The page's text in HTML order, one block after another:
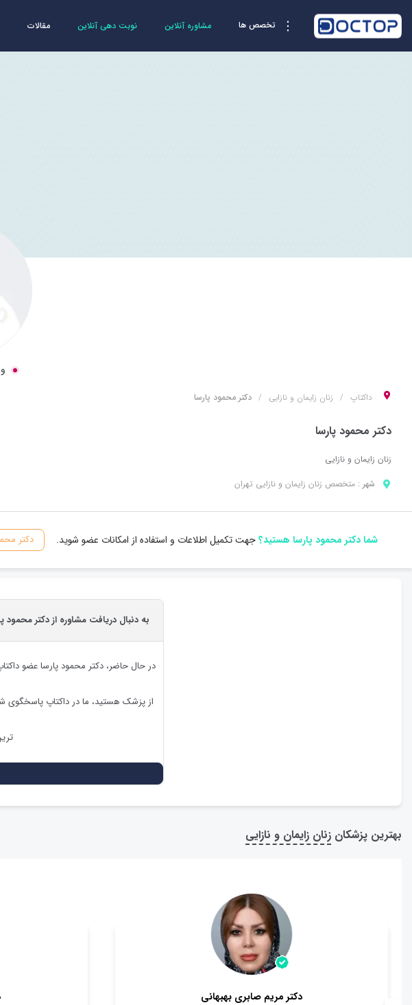
تخصص ها مشاوره آنلاین نوبت دهی آنلاین مقالات
داکتاپ زنان زایمان و نازایی دکتر محمود پارسا
دکتر محمود پارسا
زنان زایمان و نازایی
شهر : متخصص زنان زایمان و نازایی تهران
شما دکتر محمود پارسا هستید؟جهت تکمیل اطلاعات و استفاده از امکانات عضو شوید. دکتر
به دنبال دریافت مشاوره از دکتر محمود
در حال حاضر، دکتر محمود پارساعضو
از پزشک هستید، ما در داکتاپ پاسخگوی
بهترین پزشکان زنان زایمان و نازایی
دکتر مریم صابری بهبهانی